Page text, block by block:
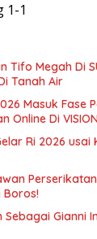
1-1
Tifo Megah Di
Tanah Air
Masuk Fase
Online Di
Ri 2026 usai
Boros!
Gianni